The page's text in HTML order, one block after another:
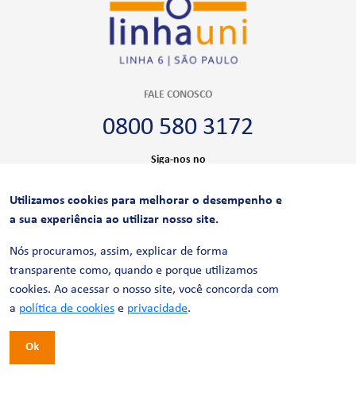
FALE CONOSCO
0800 580 3172
Siga-nos no
CERTIFICAÇÕES
Utilizamos cookies para melhorar o desempenho e
a sua experiência ao utilizar nosso site.
Nós procuramos, assim, explicar de forma
transparente como, quando e porque utilizamos
cookies. Ao acessar o nosso site, você concorda com
a política de cookies e privacidade.
Ok